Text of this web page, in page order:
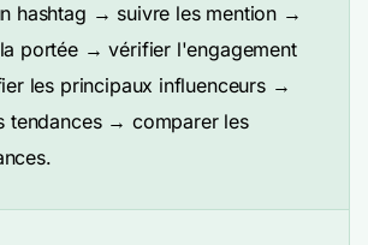
hashtag → suivre les mention →
portée → vérifier l'engagement
les principaux influenceurs →
tendances → comparer les